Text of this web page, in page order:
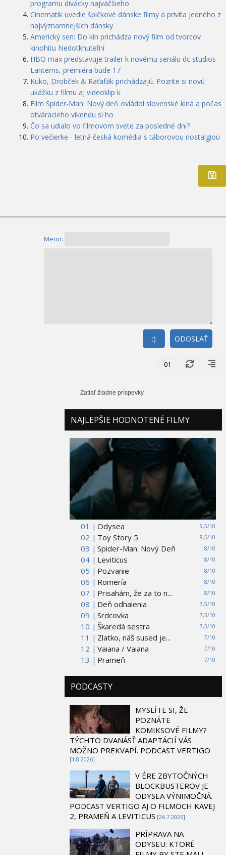
programu divácky najväčšieho
Cinematik uvedie špičkové dánske filmy a privíta jedného z
najvýznamnejších dánsky
Americký sen: Do kín prichádza nový film od tvorcov
kinohitu Nedotknuteľní
HBO max predstavuje trailer k novému seriálu dc studios
Lanterns, premiéra bude 17
Kuko, Drobček & Raťafák prichádzajú. Pozrite si novú
ukážku z filmu aj videoklip k
Film Spider-Man: Nový deň ovládol slovenské kiná a počas
otváracieho víkendu si ho
Čo sa udialo vo filmovom svete za posledné dni?
Po večierke - letná česká komédia s táborovou nostalgiou
Meno:
ODOSLAŤ
:)
01
Zatiaľ žiadne príspevky
NAJLEPŠIE HODNOTENÉ FILMY
01 | 9,5/10
Odysea
02 |
8,5/10
Toy Story 5
03 |
8/10
Spider-Man: Nový Deň
04 |
8/10
Leviticus
05 |
8/10
Pozvanie
06 |
8/10
Romería
07 |
8/10
Prisahám, že za to n...
08 |
7,5/10
Deň odhalenia
09 |
7,5/10
Srdcovka
10 |
7,5/10
Škaredá sestra
11 |
7/10
Zlatko, náš sused je...
12 |
7/10
Vaiana / Vaiana
13 |
7/10
Prameň
PODCASTY
MYSLÍTE SI, ŽE
POZNÁTE
KOMIKSOVÉ FILMY?
TÝCHTO DVANÁSŤ ADAPTÁCIÍ VÁS
MOŽNO PREKVAPÍ. PODCAST VERTIGO
[1.8 2026]
V ÉRE ZBYTOČNÝCH
BLOCKBUSTEROV JE
ODYSEA VÝNIMOČNÁ.
PODCAST VERTIGO AJ O FILMOCH KAVEJ
2, PRAMEŇ A LEVITICUS [26.7 2026]
PRÍPRAVA NA
ODYSEU: KTORÉ